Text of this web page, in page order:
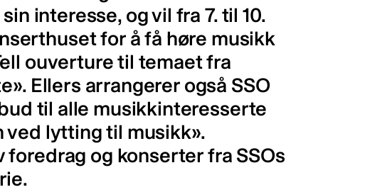
interesse, og vil fra 7. til 10.
for å få høre musikk
ouverture til temaet fra
Ellers arrangerer også SSO
til alle musikkinteresserte
ved lytting til musikk».
foredrag og konserter fra SSOs